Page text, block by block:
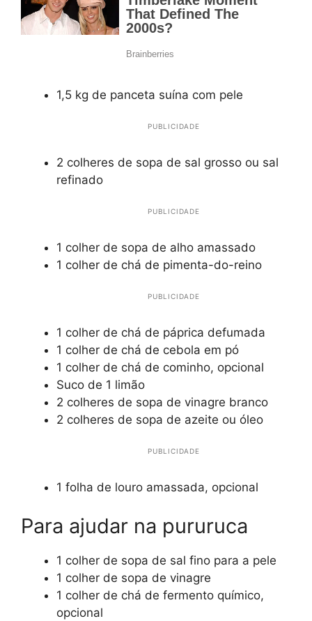
1,5 kg de panceta suína com pele
PUBLICIDADE
2 colheres de sopa de sal grosso ou sal
refinado
PUBLICIDADE
1 colher de sopa de alho amassado
1 colher de chá de pimenta-do-reino
PUBLICIDADE
1 colher de chá de páprica defumada
1 colher de chá de cebola em pó
1 colher de chá de cominho, opcional
Suco de 1 limão
2 colheres de sopa de vinagre branco
2 colheres de sopa de azeite ou óleo
PUBLICIDADE
1 folha de louro amassada, opcional
Para ajudar na pururuca
1 colher de sopa de sal fino para a pele
1 colher de sopa de vinagre
1 colher de chá de fermento químico,
opcional